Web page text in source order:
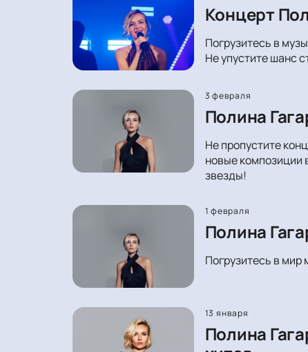
Концерт
Погрузитесь в
Не упустите шанс
3 февраля
Полина
Не пропустите
новые композиции
звезды!
1 февраля
Полина
Погрузитесь в мир
13 января
Полина